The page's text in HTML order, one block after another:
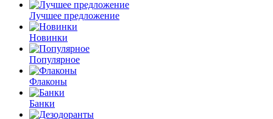
Лучшее предложение
Новинки
Популярное
Флаконы
Банки